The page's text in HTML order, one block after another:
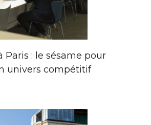
Paris : le sésame pour
univers compétitif